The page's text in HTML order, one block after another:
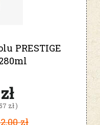
PRESTIGE
zł )
zł